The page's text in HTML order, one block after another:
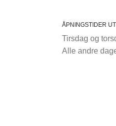
ÅPNINGSTIDER
Tirsdag og
Alle andre